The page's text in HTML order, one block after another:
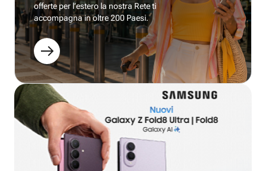
offerte per l’estero la nostra Rete ti
accompagna in oltre 200 Paesi.